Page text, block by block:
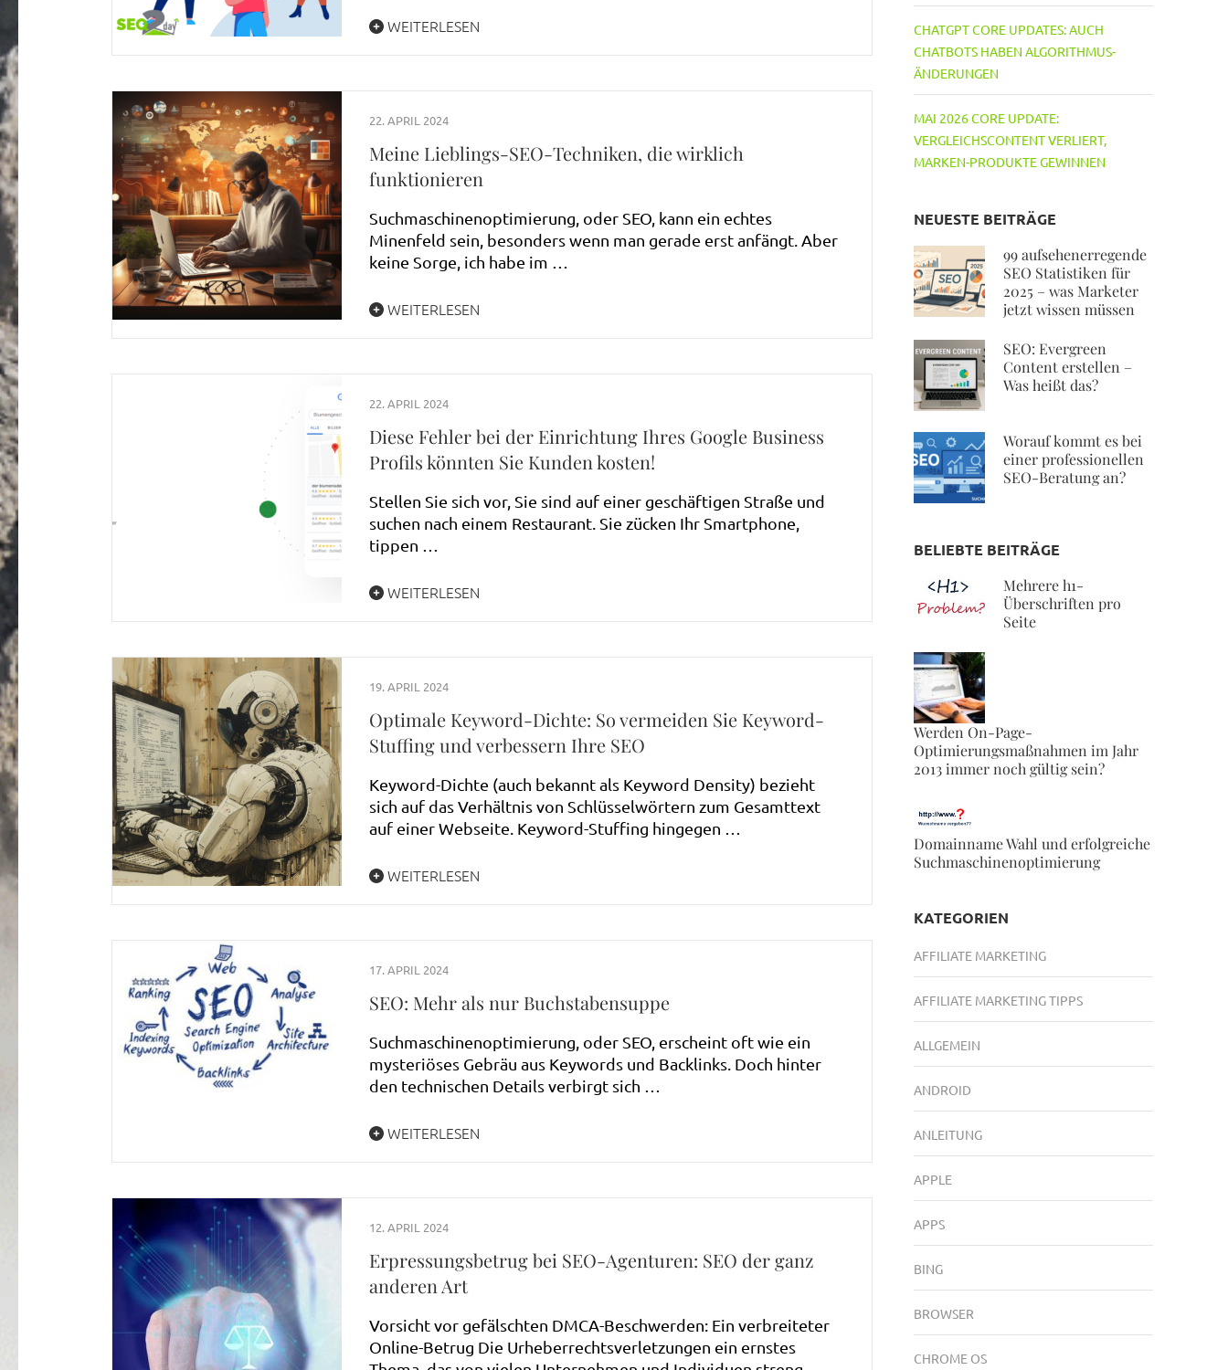
WEITERLESEN
22. APRIL 2024
Meine Lieblings-SEO-Techniken, die wirklich
funktionieren
Suchmaschinenoptimierung, oder SEO, kann ein echtes
Minenfeld sein, besonders wenn man gerade erst anfängt. Aber
keine Sorge, ich habe im …
WEITERLESEN
22. APRIL 2024
Diese Fehler bei der Einrichtung Ihres Google Business
Profils könnten Sie Kunden kosten!
Stellen Sie sich vor, Sie sind auf einer geschäftigen Straße und
suchen nach einem Restaurant. Sie zücken Ihr Smartphone,
tippen …
WEITERLESEN
19. APRIL 2024
Optimale Keyword-Dichte: So vermeiden Sie Keyword-
Stuffing und verbessern Ihre SEO
Keyword-Dichte (auch bekannt als Keyword Density) bezieht
sich auf das Verhältnis von Schlüsselwörtern zum Gesamttext
auf einer Webseite. Keyword-Stuffing hingegen …
WEITERLESEN
17. APRIL 2024
SEO: Mehr als nur Buchstabensuppe
Suchmaschinenoptimierung, oder SEO, erscheint oft wie ein
mysteriöses Gebräu aus Keywords und Backlinks. Doch hinter
den technischen Details verbirgt sich …
WEITERLESEN
12. APRIL 2024
Erpressungsbetrug bei SEO-Agenturen: SEO der ganz
anderen Art
Vorsicht vor gefälschten DMCA-Beschwerden: Ein verbreiteter
Online-Betrug Die Urheberrechtsverletzungen ein ernstes
CHATGPT CORE UPDATES: AUCH
CHATBOTS HABEN ALGORITHMUS-
ÄNDERUNGEN
MAI 2026 CORE UPDATE:
VERGLEICHSCONTENT VERLIERT,
MARKEN-PRODUKTE GEWINNEN
NEUESTE BEITRÄGE
99 aufsehenerregende
SEO Statistiken für
2025 – was Marketer
jetzt wissen müssen
SEO: Evergreen
Content erstellen –
Was heißt das?
Worauf kommt es bei
einer professionellen
SEO-Beratung an?
BELIEBTE BEITRÄGE
Mehrere h1-
Überschriften pro
Seite
Werden On-Page-
Optimierungsmaßnahmen im Jahr
2013 immer noch gültig sein?
Domainname Wahl und erfolgreiche
Suchmaschinenoptimierung
KATEGORIEN
AFFILIATE MARKETING
AFFILIATE MARKETING TIPPS
ALLGEMEIN
ANDROID
ANLEITUNG
APPLE
APPS
BING
BROWSER
CHROME OS